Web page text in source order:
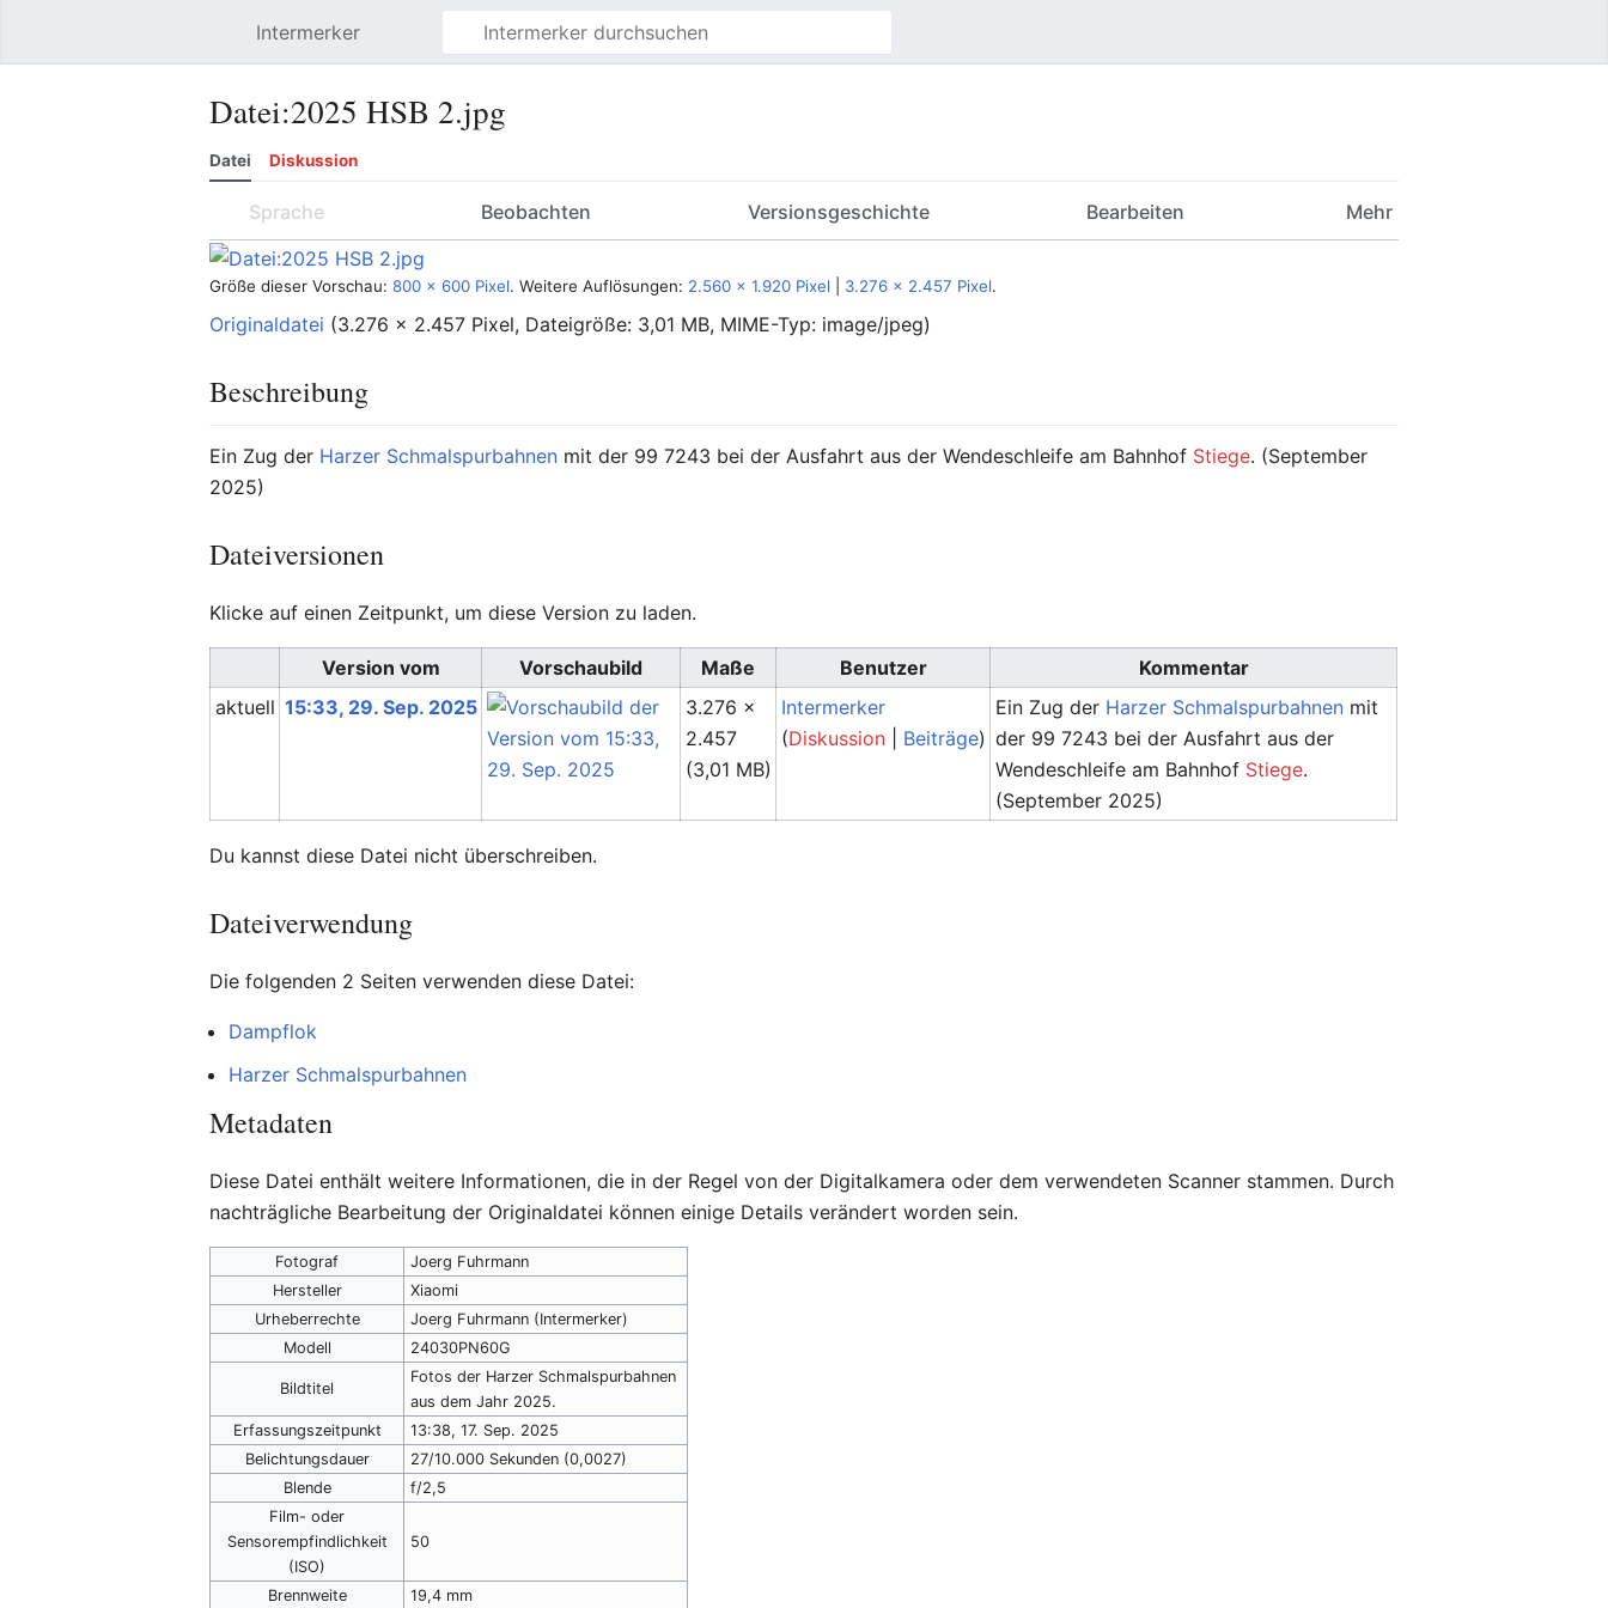
Intermerker
Datei:2025 HSB 2.jpg
Datei Diskussion
Sprache Beobachten Versionsgeschichte Bearbeiten Mehr
Größe dieser Vorschau:800 × 600 Pixel.Weitere Auflösungen: 2.560 × 1.920 Pixel 3.276 × 2.457 Pixel.
Originaldatei (3.276 × 2.457 Pixel, Dateigröße: 3,01 MB, MIME-Typ: image/jpeg)
Beschreibung
Ein Zug der Harzer Schmalspurbahnen mit der 99 7243 bei der Ausfahrt aus der Wendeschleife am Bahnhof Stiege. (September
2025)
Dateiversionen
Klicke auf einen Zeitpunkt, um diese Version zu laden.
Version vom Vorschaubild Maße Benutzer
Kommentar
aktuell 15:33, 29. Sep. 2025
3.276 ×
2.457
(3,01 MB)
Intermerker
(Diskussion| Beiträge)
Ein Zug der Harzer Schmalspurbahnenmit
der 99 7243 bei der Ausfahrt aus der
Wendeschleife am Bahnhof Stiege.
(September 2025)
Du kannst diese Datei nicht überschreiben.
Dateiverwendung
Die folgenden 2 Seiten verwenden diese Datei:
Dampflok
Harzer Schmalspurbahnen
Metadaten
Diese Datei enthält weitere Informationen, die in der Regel von der Digitalkamera oder dem verwendeten Scanner stammen. Durch
nachträgliche Bearbeitung der Originaldatei können einige Details verändert worden sein.
Fotograf
Joerg Fuhrmann
Hersteller
Xiaomi
Urheberrechte
Joerg Fuhrmann (Intermerker)
Modell
24030PN60G
Bildtitel
Fotos der Harzer Schmalspurbahnen
aus dem Jahr 2025.
Erfassungszeitpunkt
13:38, 17. Sep. 2025
Belichtungsdauer
27/10.000 Sekunden (0,0027)
Blende
f/2,5
Film- oder
Sensorempfindlichkeit
(ISO)
50
Brennweite 19,4 mm